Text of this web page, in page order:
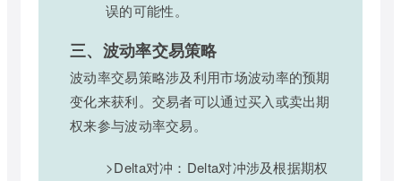
误的可能性。
三、波动率交易策略
波动率交易策略涉及利用市场波动率的预期
变化来获利。交易者可以通过买入或卖出期
权来参与波动率交易。
>Delta对冲：Delta对冲涉及根据期权